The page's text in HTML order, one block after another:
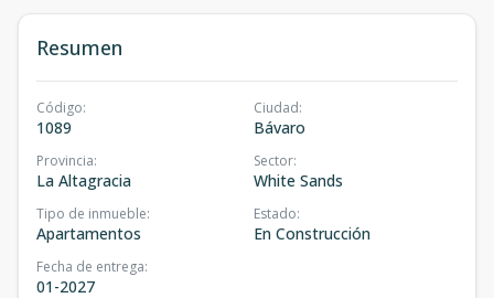
Resumen
Código:
1089
Ciudad:
Bávaro
Provincia:
La Altagracia
Sector:
White Sands
Tipo de inmueble:
Apartamentos
Estado:
En Construcción
Fecha de entrega:
01-2027